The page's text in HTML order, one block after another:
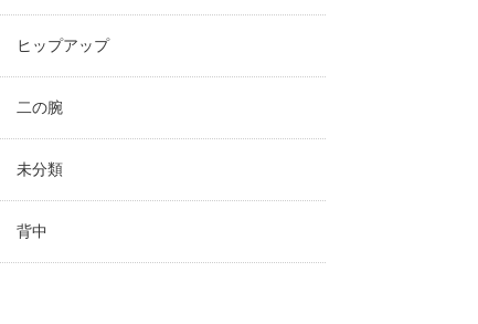
ヒップアップ
二の腕
未分類
背中